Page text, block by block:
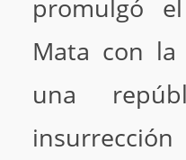
promulgó
Mata con
una